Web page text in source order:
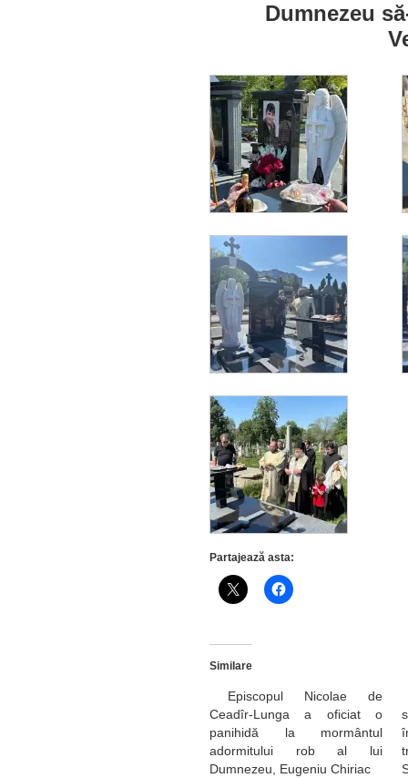
Dumnezeu
Partajează asta:
Similare
Episcopul Nicolae de
Ceadîr-Lunga a oficiat o
panihidă la mormântul
adormitului rob al lui
Dumnezeu, Eugeniu Chiriac